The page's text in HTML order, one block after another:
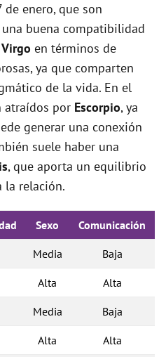
de enero, que son
buena compatibilidad
Virgo en términos de
ya que comparten
de la vida. En el
atraídos por Escorpio, ya
generar una conexión
suele haber una
, que aporta un equilibrio
la relación.
Sexo Comunicación
Media Baja
Alta Alta
Media Baja
Alta Alta